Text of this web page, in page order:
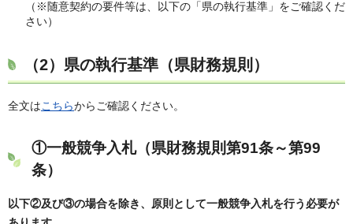
（※随意契約の要件等は、以下の「県の執行基準」をご確認くだ
さい）
（2）県の執行基準（県財務規則）
全文はこちらからご確認ください。
①一般競争入札（県財務規則第91条～第99
条）
以下②及び③の場合を除き、原則として一般競争入札を行う必要が